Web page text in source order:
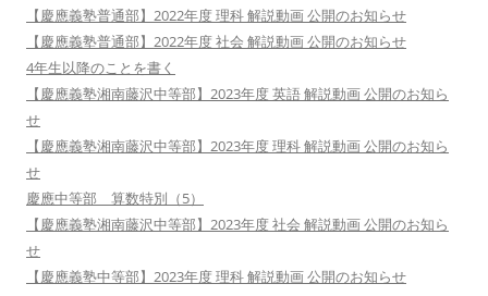
【慶應義塾普通部】2022年度 理科 解説動画 公開のお知らせ
【慶應義塾普通部】2022年度 社会 解説動画 公開のお知らせ
4年生以降のことを書く
【慶應義塾湘南藤沢中等部】2023年度 英語 解説動画 公開のお知ら
せ
【慶應義塾湘南藤沢中等部】2023年度 理科 解説動画 公開のお知ら
せ
慶應中等部 算数特別（5）
【慶應義塾湘南藤沢中等部】2023年度 社会 解説動画 公開のお知ら
せ
【慶應義塾中等部】2023年度 理科 解説動画 公開のお知らせ